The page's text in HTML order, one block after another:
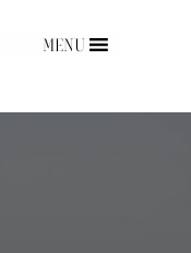
MENU